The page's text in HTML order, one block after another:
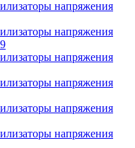
напряжения
напряжения
напряжения
напряжения
напряжения
напряжения